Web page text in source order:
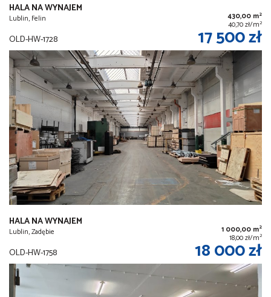
HALA NA WYNAJEM
Lublin, Felin 430,00 m2
40,70 zł/m2
OLD-HW-1728 17 500 zł
HALA NA WYNAJEM
Lublin, Zadębie 1 000,00 m2
18,00 zł/m2
OLD-HW-1758 18 000 zł